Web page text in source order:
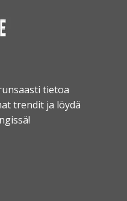
tietoa
trendit ja löydä